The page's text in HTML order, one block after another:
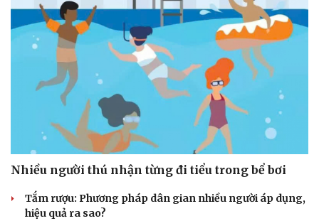
Làm đẹp - giảm cân
Phòng mạch online
Ăn sạch sống khỏe
Nhiều người thú nhận từng đi tiểu trong bể bơi
Tắm rượu: Phương pháp dân gian nhiều người áp dụng,
hiệu quả ra sao?